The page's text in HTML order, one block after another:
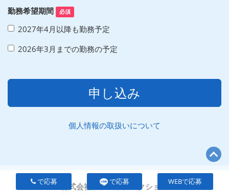
勤務希望期間 必須
2027年4月以降も勤務予定
2026年3月までの勤務の予定
申し込み
個人情報の取扱いについて
で応募 で応募 WEBで応募
株式会社ファンファンクション